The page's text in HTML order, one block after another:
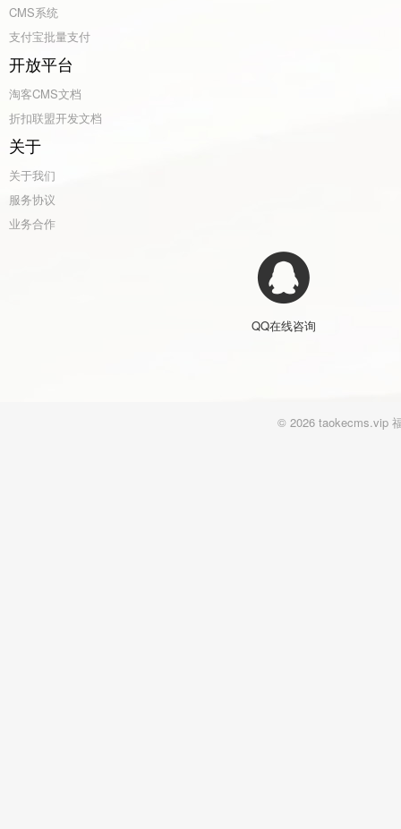
CMS系统
支付宝批量支付
开放平台
淘客CMS文档
折扣联盟开发文档
关于
关于我们
服务协议
业务合作
QQ在线咨询
© 2026 taokecms.vip